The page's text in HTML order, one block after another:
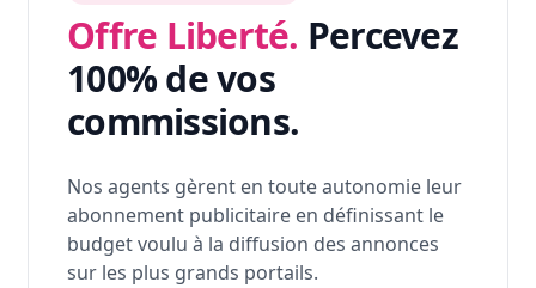
Offre Liberté. Percevez
100% de vos
commissions.
Nos agents gèrent en toute autonomie leur
abonnement publicitaire en définissant le
budget voulu à la diffusion des annonces
sur les plus grands portails.